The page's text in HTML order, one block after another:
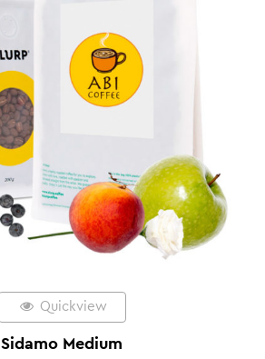
Quickview
Sidamo Medium